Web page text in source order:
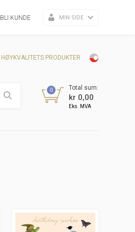
BLI KUNDE MIN SIDE
HØYKVALITETS PRODUKTER
0 Total sum:
kr 0,00
Eks. MVA